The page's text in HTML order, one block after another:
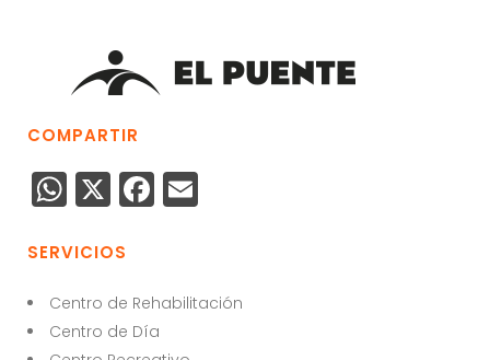
COMPARTIR
W
h
a
ts
A
X F
a
e
b
l
SERVICIOS
Centro de Rehabilitación
Centro de Día